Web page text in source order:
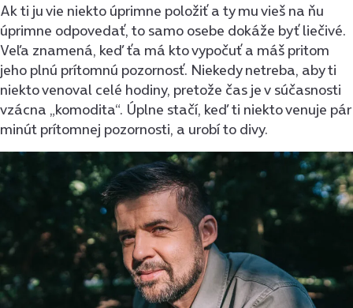
Ak ti ju vie niekto úprimne položiť a ty mu vieš na ňu
úprimne odpovedať, to samo osebe dokáže byť liečivé.
Veľa znamená, keď ťa má kto vypočuť a máš pritom
jeho plnú prítomnú pozornosť. Niekedy netreba, aby ti
niekto venoval celé hodiny, pretože čas je v súčasnosti
vzácna „komodita“. Úplne stačí, keď ti niekto venuje pár
minút prítomnej pozornosti, a urobí to divy.